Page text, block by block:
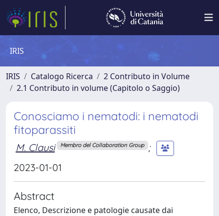
IRIS
IRIS Catalogo Ricerca
2 Contributo in Volume
2.1 Contributo in volume (Capitolo o Saggio)
Conosciamo i nematodi: i nematodi
fitoparassiti
M. Clausi Membro del Collaboration Group ;
2023-01-01
Abstract
Elenco, Descrizione e patologie causate dai